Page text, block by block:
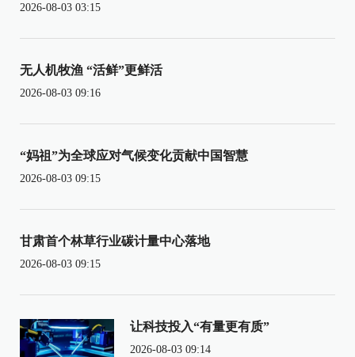
2026-08-03 03:15
无人机牧渔 “活鲜”更鲜活
2026-08-03 09:16
“妈祖”为全球应对气候变化贡献中国智慧
2026-08-03 09:15
甘肃首个林草行业碳计量中心落地
2026-08-03 09:15
让科技投入“有量更有质”
2026-08-03 09:14